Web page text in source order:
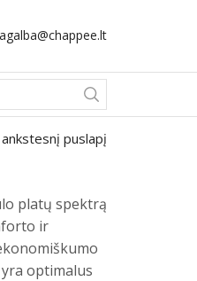
puslapį
platų spektrą
ir
optimalus